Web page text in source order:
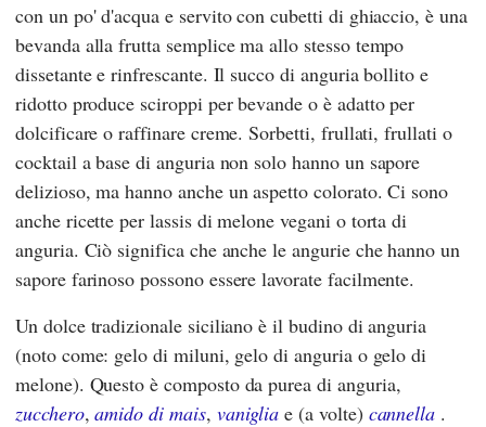
con un po' d'acqua e servito con cubetti di ghiaccio, è una
bevanda alla frutta semplice ma allo stesso tempo
dissetante e rinfrescante. Il succo di anguria bollito e
ridotto produce sciroppi per bevande o è adatto per
dolcificare o raffinare creme. Sorbetti, frullati, frullati o
cocktail a base di anguria non solo hanno un sapore
delizioso, ma hanno anche un aspetto colorato. Ci sono
anche ricette per lassis di melone vegani o torta di
anguria. Ciò significa che anche le angurie che hanno un
sapore farinoso possono essere lavorate facilmente.
Un dolce tradizionale siciliano è il budino di anguria
(noto come: gelo di miluni, gelo di anguria o gelo di
melone). Questo è composto da purea di anguria,
zucchero,amido di mais, vaniglia e (a volte) cannella .